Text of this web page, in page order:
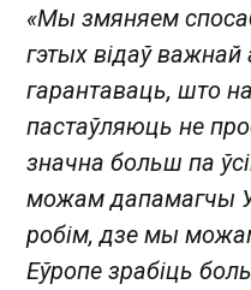
«Мы змяняем
гэтых відаў важнай
гарантаваць, што
пастаўляюць не
значна больш па
можам дапамагчы
робім, дзе мы
Еўропе зрабіць